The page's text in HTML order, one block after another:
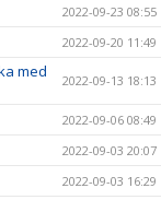
2022-09-23 08:55
2022-09-20 11:49
med
2022-09-13 18:13
2022-09-06 08:49
2022-09-03 20:07
2022-09-03 16:29